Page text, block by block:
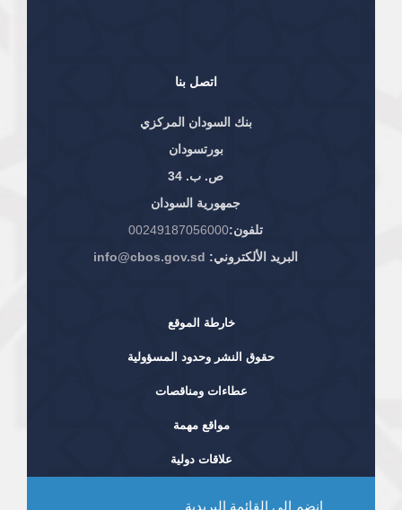
اتصل بنا
بنك السودان المركزي
بورتسودان
ص. ب. 34
جمهورية السودان
تلفون:00249187056000
البريد الألكتروني: info@cbos.gov.sd
خارطة الموقع
حقوق النشر وحدود المسؤولية
عطاءات ومناقصات
مواقع مهمة
علاقات دولية
انضم إلى القائمة البريدية